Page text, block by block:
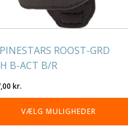
ROOST-GRD
B-ACT B/R
kr.
VÆLG MULIGHEDER